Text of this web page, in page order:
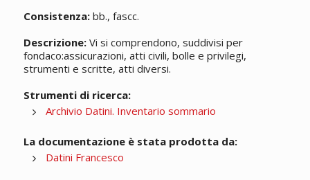
Consistenza:bb., fascc.
Descrizione:Vi si comprendono, suddivisi per
fondaco:assicurazioni, atti civili, bolle e privilegi,
strumenti e scritte, atti diversi.
Strumenti di ricerca:
Archivio Datini. Inventario sommario
La documentazione è stata prodotta da:
Datini Francesco